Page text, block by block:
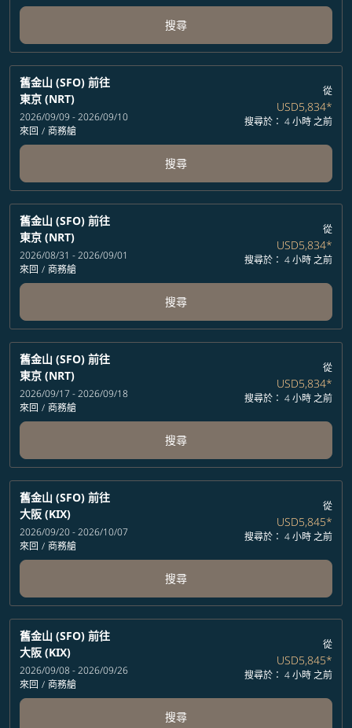
搜尋
舊金山 (SFO) 前往
東京 (NRT)
2026/09/09 - 2026/09/10
來回 / 商務艙
從
USD5,834*
搜尋於： 4 小時 之前
搜尋
舊金山 (SFO) 前往
東京 (NRT)
2026/08/31 - 2026/09/01
來回 / 商務艙
從
USD5,834*
搜尋於： 4 小時 之前
搜尋
舊金山 (SFO) 前往
東京 (NRT)
2026/09/17 - 2026/09/18
來回 / 商務艙
從
USD5,834*
搜尋於： 4 小時 之前
搜尋
舊金山 (SFO) 前往
大阪 (KIX)
2026/09/20 - 2026/10/07
來回 / 商務艙
從
USD5,845*
搜尋於： 4 小時 之前
搜尋
舊金山 (SFO) 前往
大阪 (KIX)
2026/09/08 - 2026/09/26
來回 / 商務艙
從
USD5,845*
搜尋於： 4 小時 之前
搜尋